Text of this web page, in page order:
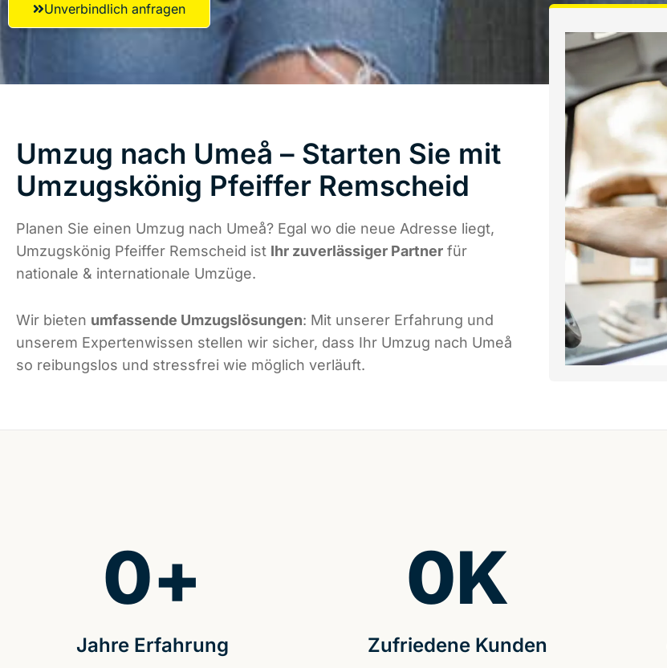
Unverbindlich anfragen
Umzug nach Umeå – Starten Sie mit
Umzugskönig Pfeiffer Remscheid
Planen Sie einen Umzug nach Umeå? Egal wo die neue Adresse liegt,
Umzugskönig Pfeiffer Remscheid ist Ihr zuverlässiger Partner für
nationale & internationale Umzüge.
Wir bieten umfassende Umzugslösungen: Mit unserer Erfahrung und
unserem Expertenwissen stellen wir sicher, dass Ihr Umzug nach Umeå
so reibungslos und stressfrei wie möglich verläuft.
Jahre Erfahrung
0+
Zufriedene Kunden
0K